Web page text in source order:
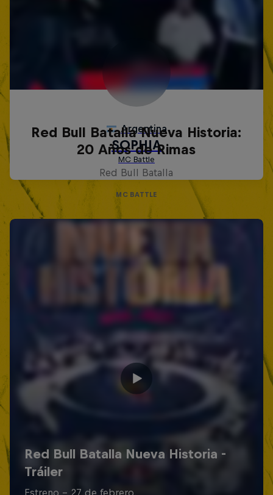
Red Bull Batalla Nueva Historia:
20 Años de Rimas
Red Bull Batalla
MC BATTLE